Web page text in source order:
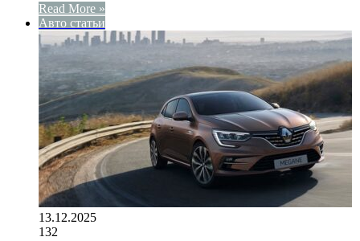
Read More »
Авто статьи
13.12.2025
132